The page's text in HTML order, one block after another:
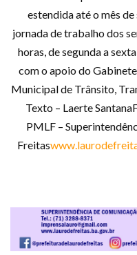
estendida até o mês
jornada de trabalho dos
horas, de segunda a
com o apoio do
Municipal de Trânsito,
Texto – Laerte
PMLF –
Freitas